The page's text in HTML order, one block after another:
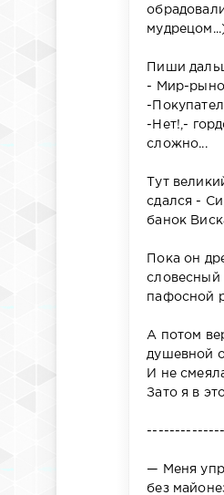
Пиши
- Мир-
-
-Нет!,-
сложно...
Тут
сдался -
банок
Пока он
словесный
пафосной
А потом
душевной
И не
Зато я в
— Меня
без